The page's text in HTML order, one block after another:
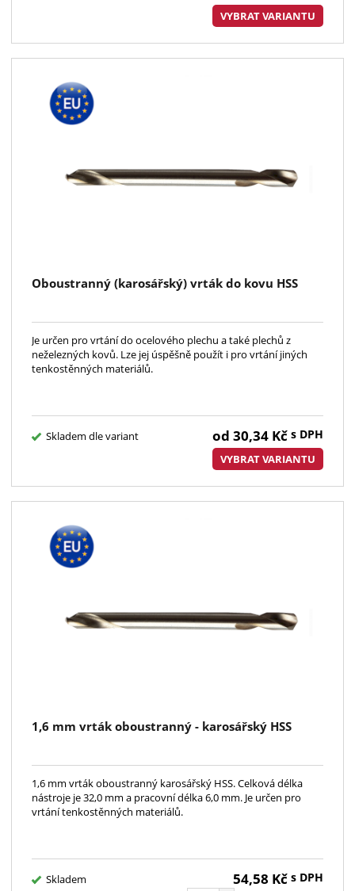
VYBRAT VARIANTU
Oboustranný (karosářský) vrták do kovu HSS
Je určen pro vrtání do ocelového plechu a také plechů z
neželezných kovů. Lze jej úspěšně použít i pro vrtání jiných
tenkostěnných materiálů.
Skladem dle variant od 30,34 Kč s DPH
VYBRAT VARIANTU
1,6 mm vrták oboustranný - karosářský HSS
1,6 mm vrták oboustranný karosářský HSS. Celková délka
nástroje je 32,0 mm a pracovní délka 6,0 mm. Je určen pro
vrtání tenkostěnných materiálů.
Skladem 54,58 Kč s DPH